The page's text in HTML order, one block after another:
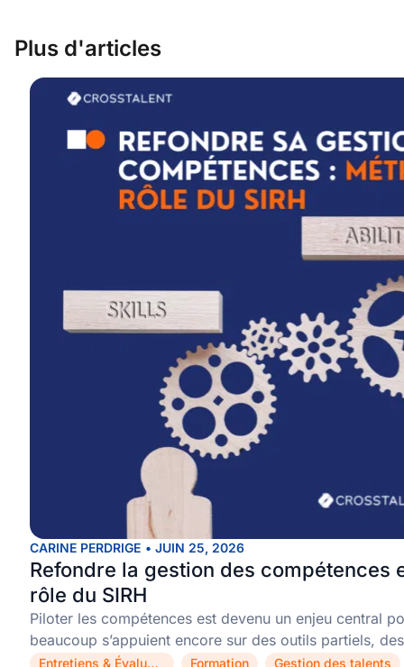
Plus d'articles
CARINE PERDRIGE • JUIN 25, 2026
Refondre la gestion des compétences
rôle du SIRH
Piloter les compétences est devenu un enjeu central
beaucoup s’appuient encore sur des outils partiels,
Entretiens & Évaluations Formation Gestion des talents